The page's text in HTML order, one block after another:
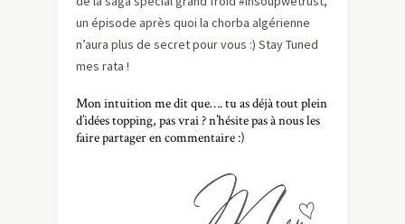
un épisode après quoi la chorba algérienne
n’aura plus de secret pour vous :) Stay Tuned
mes rata !
Mon intuition me dit que…. tu as déjà tout plein
d’idées topping, pas vrai ? n’hésite pas à nous les
faire partager en commentaire :)